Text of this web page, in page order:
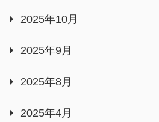
2025年10月
2025年9月
2025年8月
2025年4月